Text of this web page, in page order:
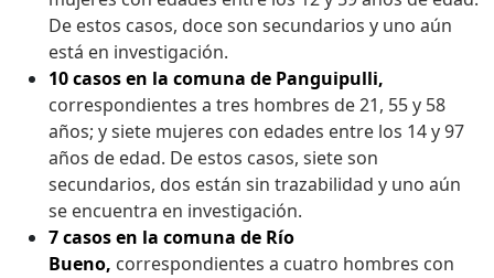
De estos casos, doce son secundarios y uno aún
está en investigación.
10 casos en la comuna de Panguipulli,
correspondientes a tres hombres de 21, 55 y 58
años; y siete mujeres con edades entre los 14 y 97
años de edad. De estos casos, siete son
secundarios, dos están sin trazabilidad y uno aún
se encuentra en investigación.
7 casos en la comuna de Río
Bueno, correspondientes a cuatro hombres con